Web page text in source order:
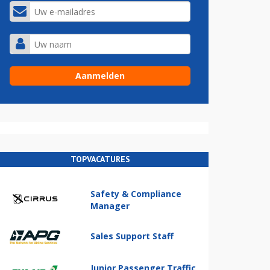
TOPVACATURES
Safety & Compliance
Manager
Sales Support Staff